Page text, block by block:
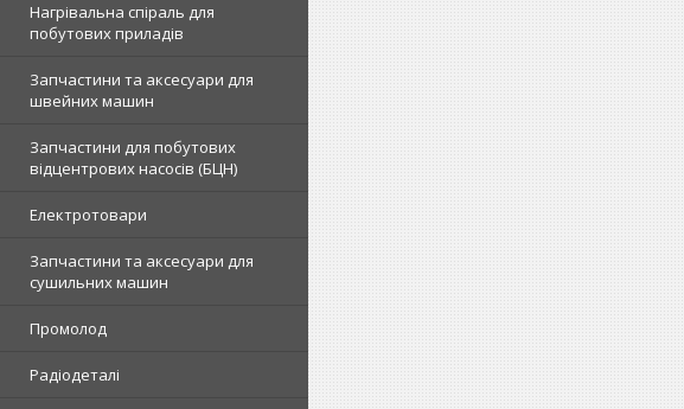
Нагрівальна спіраль для
побутових приладів
Запчастини та аксесуари для
швейних машин
Запчастини для побутових
відцентрових насосів (БЦН)
Електротовари
Запчастини та аксесуари для
сушильних машин
Промолод
Радіодеталі